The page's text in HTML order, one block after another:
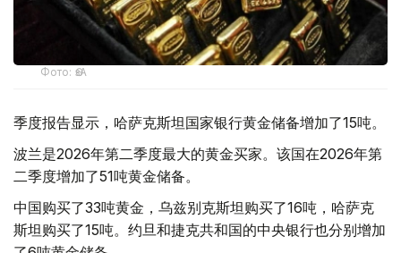
Фото: ӨзА
季度报告显示，哈萨克斯坦国家银行黄金储备增加了15吨。
波兰是2026年第二季度最大的黄金买家。该国在2026年第
二季度增加了51吨黄金储备。
中国购买了33吨黄金，乌兹别克斯坦购买了16吨，哈萨克
斯坦购买了15吨。约旦和捷克共和国的中央银行也分别增加